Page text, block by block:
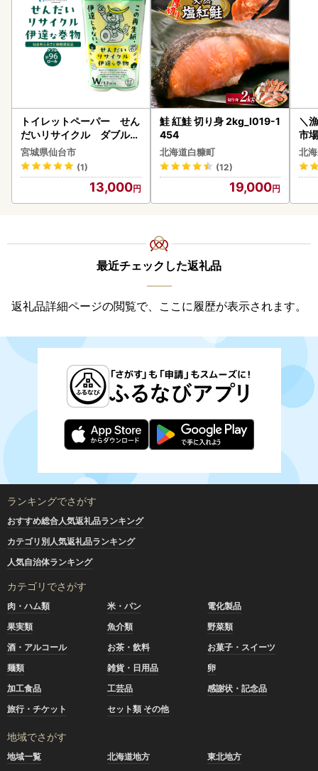
トイレットペーパー せん
だいリサイクル ダブル9
6ロール｜トイレット
宮城県仙台市
(1)
13,000
鮭 紅鮭 切り身 2kg_I019-1
454
北海道白糠町
(12)
19,000
＼
市
貝
北
最近チェックした返礼品
返礼品詳細ページの閲覧で、ここに履歴が表示されます。
ランキングでさがす
おすすめ総合人気返礼品ランキング
カテゴリ別人気返礼品ランキング
人気自治体ランキング
カテゴリでさがす
肉・ハム類 米・パン
電化製品
果実類
魚介類
野菜類
酒・アルコール
お茶・飲料
お菓子・スイーツ
麺類
雑貨・日用品
卵
加工食品
工芸品
感謝状・記念品
旅行・チケット
セット類 その他
地域でさがす
地域一覧 北海道地方
東北地方